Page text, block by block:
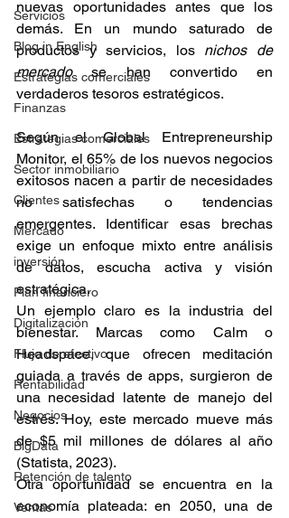
Servicios
Blog in English
Estrategias comerciales
Finanzas
Estrategias comerciales
Sector inmobiliario
Clientes
Mercado
inversión
Plan financiero
Digitalización
Flujo de efectivo
Rentabilidad
Negocios
BigData
Retención de talento
Ventas
nuevas oportunidades antes que los
demás. En un mundo saturado de
productos y servicios, los nichos de
mercado se han convertido en
verdaderos tesoros estratégicos.
Según el Global Entrepreneurship
Monitor, el 65% de los nuevos negocios
exitosos nacen a partir de necesidades
no satisfechas o tendencias
emergentes. Identificar esas brechas
exige un enfoque mixto entre análisis
de datos, escucha activa y visión
estratégica.
Un ejemplo claro es la industria del
bienestar. Marcas como Calm o
Headspace, que ofrecen meditación
guiada a través de apps, surgieron de
una necesidad latente de manejo del
estrés. Hoy, este mercado mueve más
de $5 mil millones de dólares al año
(Statista, 2023).
Otra oportunidad se encuentra en la
economía plateada: en 2050, una de